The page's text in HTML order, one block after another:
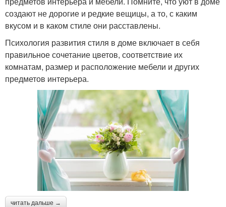
создают не дорогие и редкие вещицы, а то, с каким
вкусом и в каком стиле они расставлены.
Психология развития стиля в доме включает в себя
правильное сочетание цветов, соответствие их
комнатам, размер и расположение мебели и других
предметов интерьера.
читать дальше →